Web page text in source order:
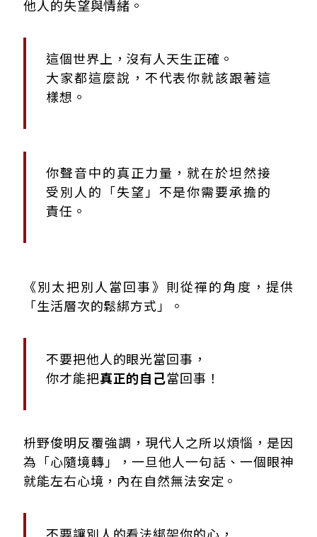
他人的失望與情緒。
這個世界上，沒有人天生正確。
大家都這麼說，不代表你就該跟著這
樣想。
你聲音中的真正力量，就在於坦然接
受別人的「失望」不是你需要承擔的
責任。
《別太把別人當回事》則從禪的角度，提供
「生活層次的鬆綁方式」。
不要把他人的眼光當回事，
你才能把真正的自己當回事！
枡野俊明反覆強調，現代人之所以煩惱，是因
為「心隨境轉」，一旦他人一句話、一個眼神
就能左右心境，內在自然無法安定。